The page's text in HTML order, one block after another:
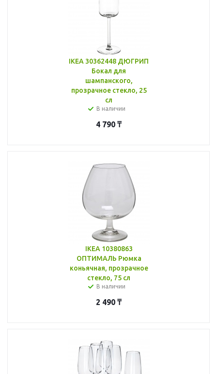
IKEA 30362448 ДЮГРИП
Бокал для
шампанского,
прозрачное стекло, 25
сл
В наличии
4 790 ₸
IKEA 10380863
ОПТИМАЛЬ Рюмка
коньячная, прозрачное
стекло, 75 сл
В наличии
2 490 ₸